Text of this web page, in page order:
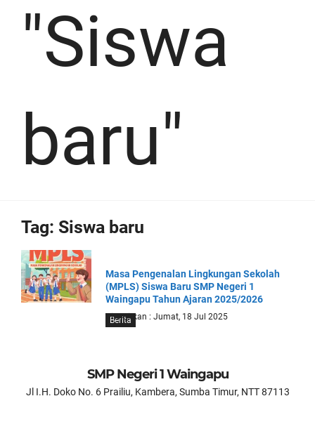
"Siswa
baru"
Tag: Siswa baru
Berita
Masa Pengenalan Lingkungan Sekolah
(MPLS) Siswa Baru SMP Negeri 1
Waingapu Tahun Ajaran 2025/2026
Diterbitkan : Jumat, 18 Jul 2025
SMP Negeri 1 Waingapu
Jl I.H. Doko No. 6 Prailiu, Kambera, Sumba Timur, NTT 87113